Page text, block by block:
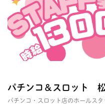
パチンコ＆スロット
パチンコ・スロット店のホールス